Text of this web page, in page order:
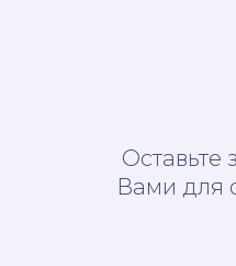
Оставьте
Вами для